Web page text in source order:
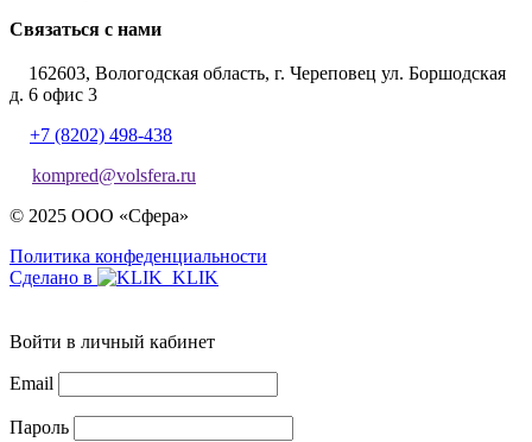
Связаться с нами
162603, Вологодская область, г. Череповец ул. Боршодская
д. 6 офис 3
+7 (8202) 498-438
kompred@volsfera.ru
© 2025 ООО «Сфера»
Политика конфеденциальности
Сделано в
Войти в личный кабинет
Email
Пароль